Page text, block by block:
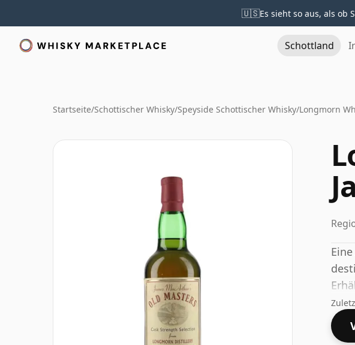
🇺🇸Es sieht so aus, als ob
Schottland
Startseite/Schottischer Whisky/Speyside Schottischer Whisky/Longmorn